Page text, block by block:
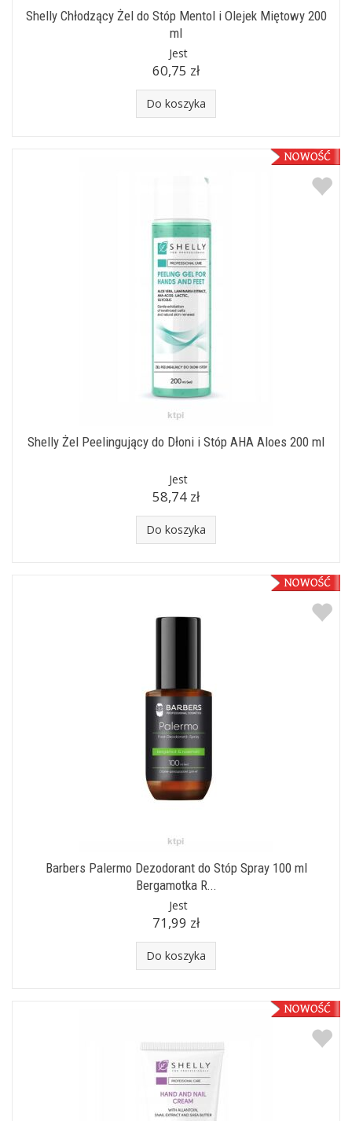
Shelly Chłodzący Żel do Stóp Mentol i Olejek Miętowy 200
ml
Jest
60,75 zł
Do koszyka
Shelly Żel Peelingujący do Dłoni i Stóp AHA Aloes 200 ml
Jest
58,74 zł
Do koszyka
Barbers Palermo Dezodorant do Stóp Spray 100 ml
Bergamotka R...
Jest
71,99 zł
Do koszyka